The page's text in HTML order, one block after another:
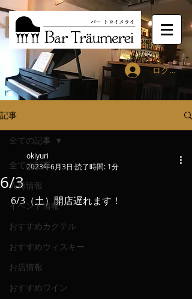
ログイン
記事
全ての記事
入荷情報
イベント情報
おすすめカクテル
おすすめウィスキー
お店情報
おすすめワイン
全ての記事
6/3
okiyuri
2023年6月3日 読了時間: 1分
6/3（土）開店遅れます！